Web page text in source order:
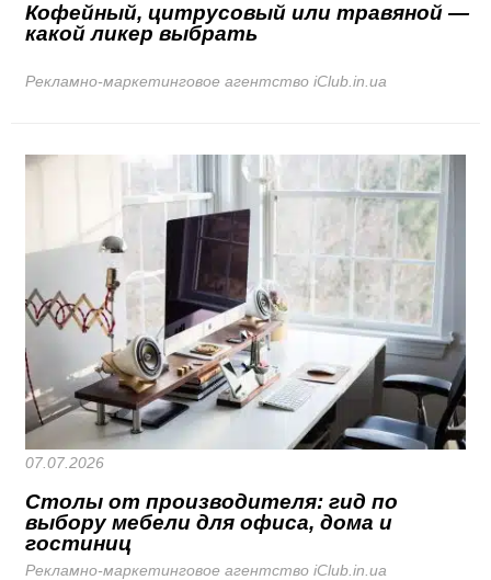
Кофейный, цитрусовый или травяной —
какой ликер выбрать
Рекламно-маркетинговое агентство iClub.in.ua
07.07.2026
Столы от производителя: гид по
выбору мебели для офиса, дома и
гостиниц
Рекламно-маркетинговое агентство iClub.in.ua